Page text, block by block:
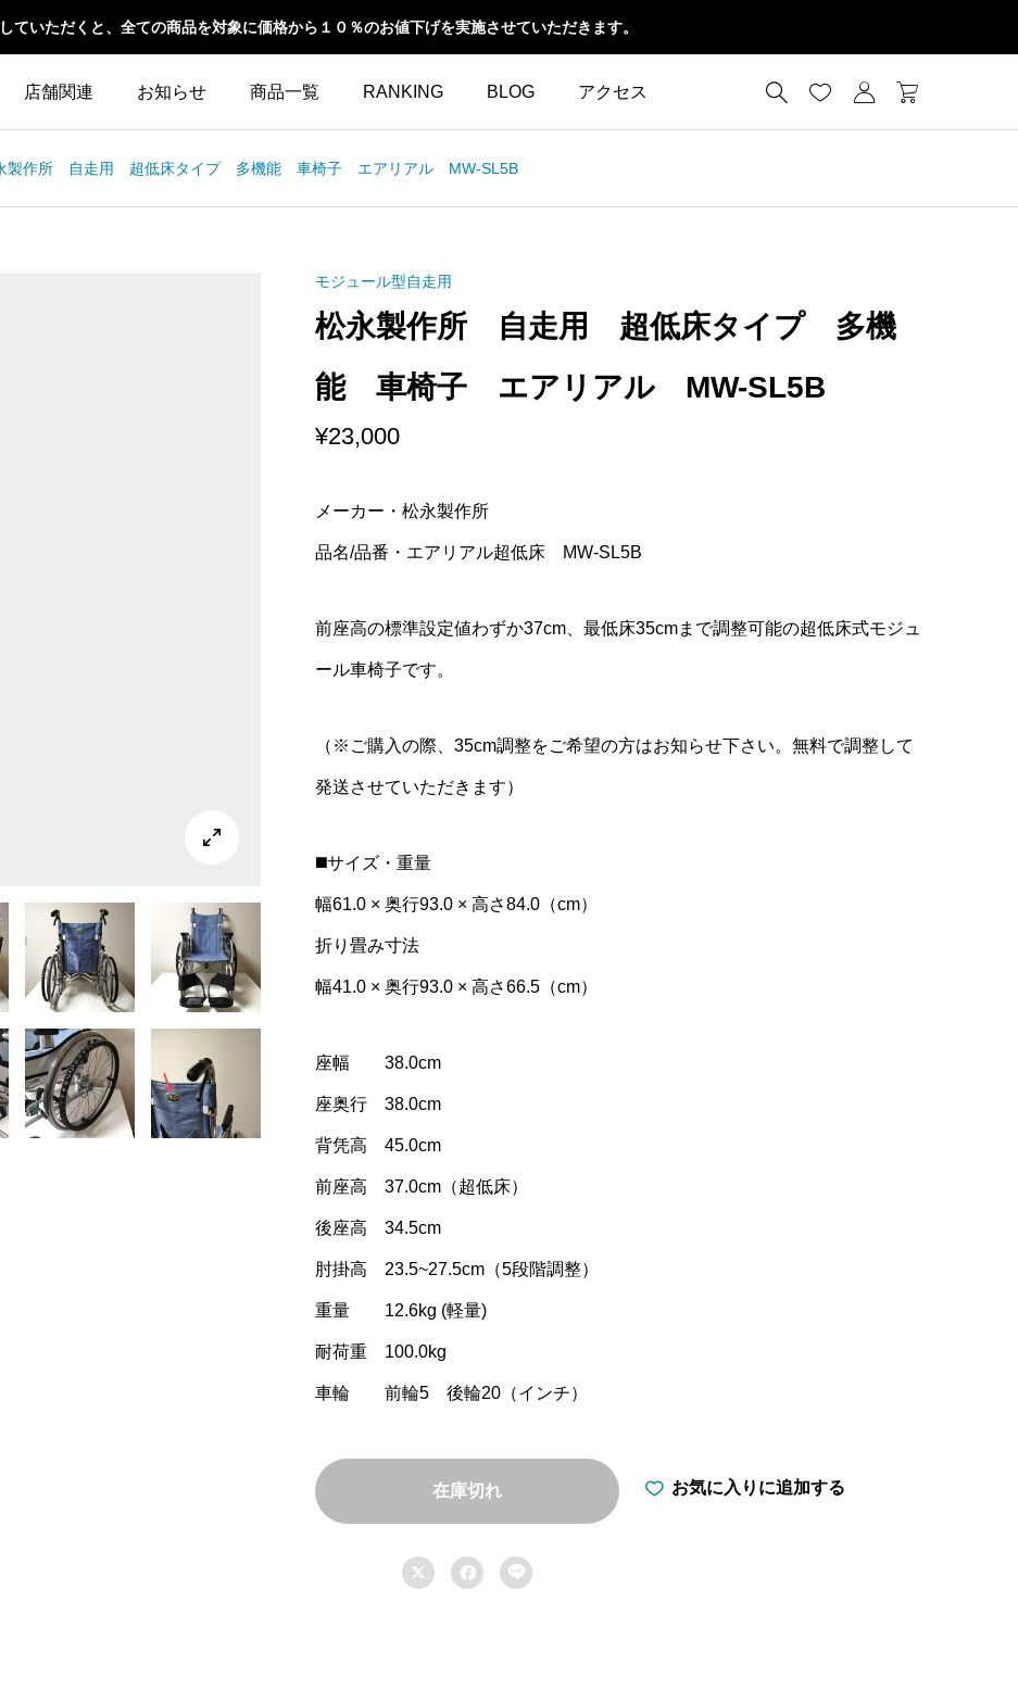
ていただくと、全ての商品を対象に価格から１０％のお値下げを実施させていただきます。
店舗関連 お知らせ 商品一覧 RANKING BLOG アクセス    
製作所 自走用 超低床タイプ 多機能 車椅子 エアリアル MW-SL5B

モジュール型自走用
松永製作所 自走用 超低床タイプ 多機
能 車椅子 エアリアル MW-SL5B
¥23,000
メーカー・松永製作所
品名/品番・エアリアル超低床 MW-SL5B
前座高の標準設定値わずか37cm、最低床35cmまで調整可能の超低床式モジュ
ール車椅子です。
（※ご購入の際、35cm調整をご希望の方はお知らせ下さい。無料で調整して
発送させていただきます）
◼️サイズ・重量
幅61.0 × 奥行93.0 × 高さ84.0（cm）
折り畳み寸法
幅41.0 × 奥行93.0 × 高さ66.5（cm）
座幅 38.0cm
座奥行 38.0cm
背凭高 45.0cm
前座高 37.0cm（超低床）
後座高 34.5cm
肘掛高 23.5~27.5cm（5段階調整）
重量 12.6kg (軽量)
耐荷重 100.0kg
車輪 前輪5 後輪20（インチ）
在庫切れ お気に入りに追加する
  